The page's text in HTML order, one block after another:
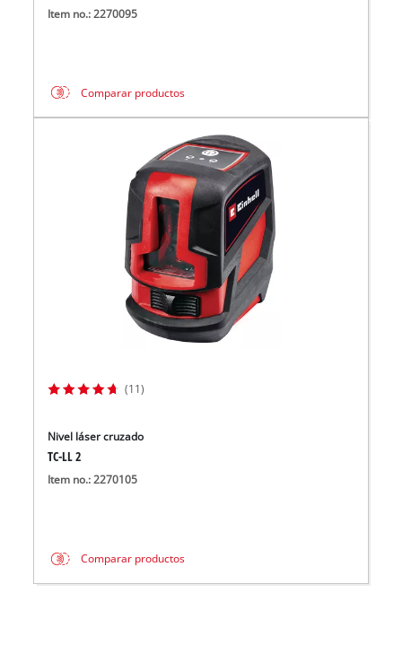
Item no.: 2270095
Comparar productos
(11)
Nivel láser cruzado
TC-LL 2
Item no.: 2270105
Comparar productos